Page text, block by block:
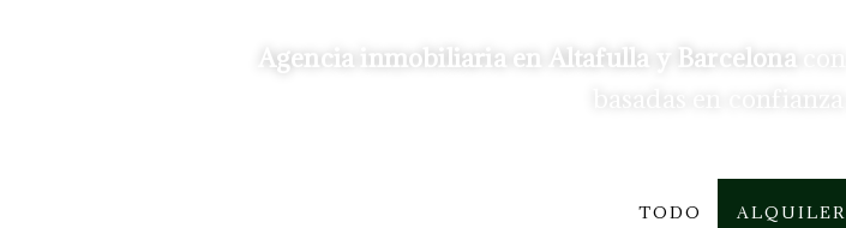
Agencia inmobiliaria en Altafulla y Barcelona
TODO ALQUILER